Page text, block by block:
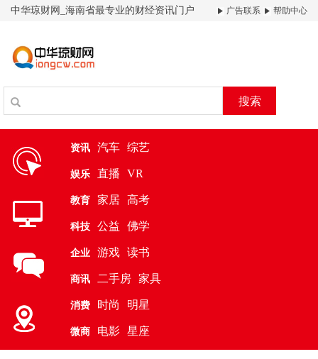
中华琼财网_海南省最专业的财经资讯门户 广告联系 帮助中心
搜索
资讯 汽车 综艺
娱乐 直播 VR
教育 家居 高考
科技 公益 佛学
企业 游戏 读书
商讯 二手房 家具
消费 时尚 明星
微商 电影 星座